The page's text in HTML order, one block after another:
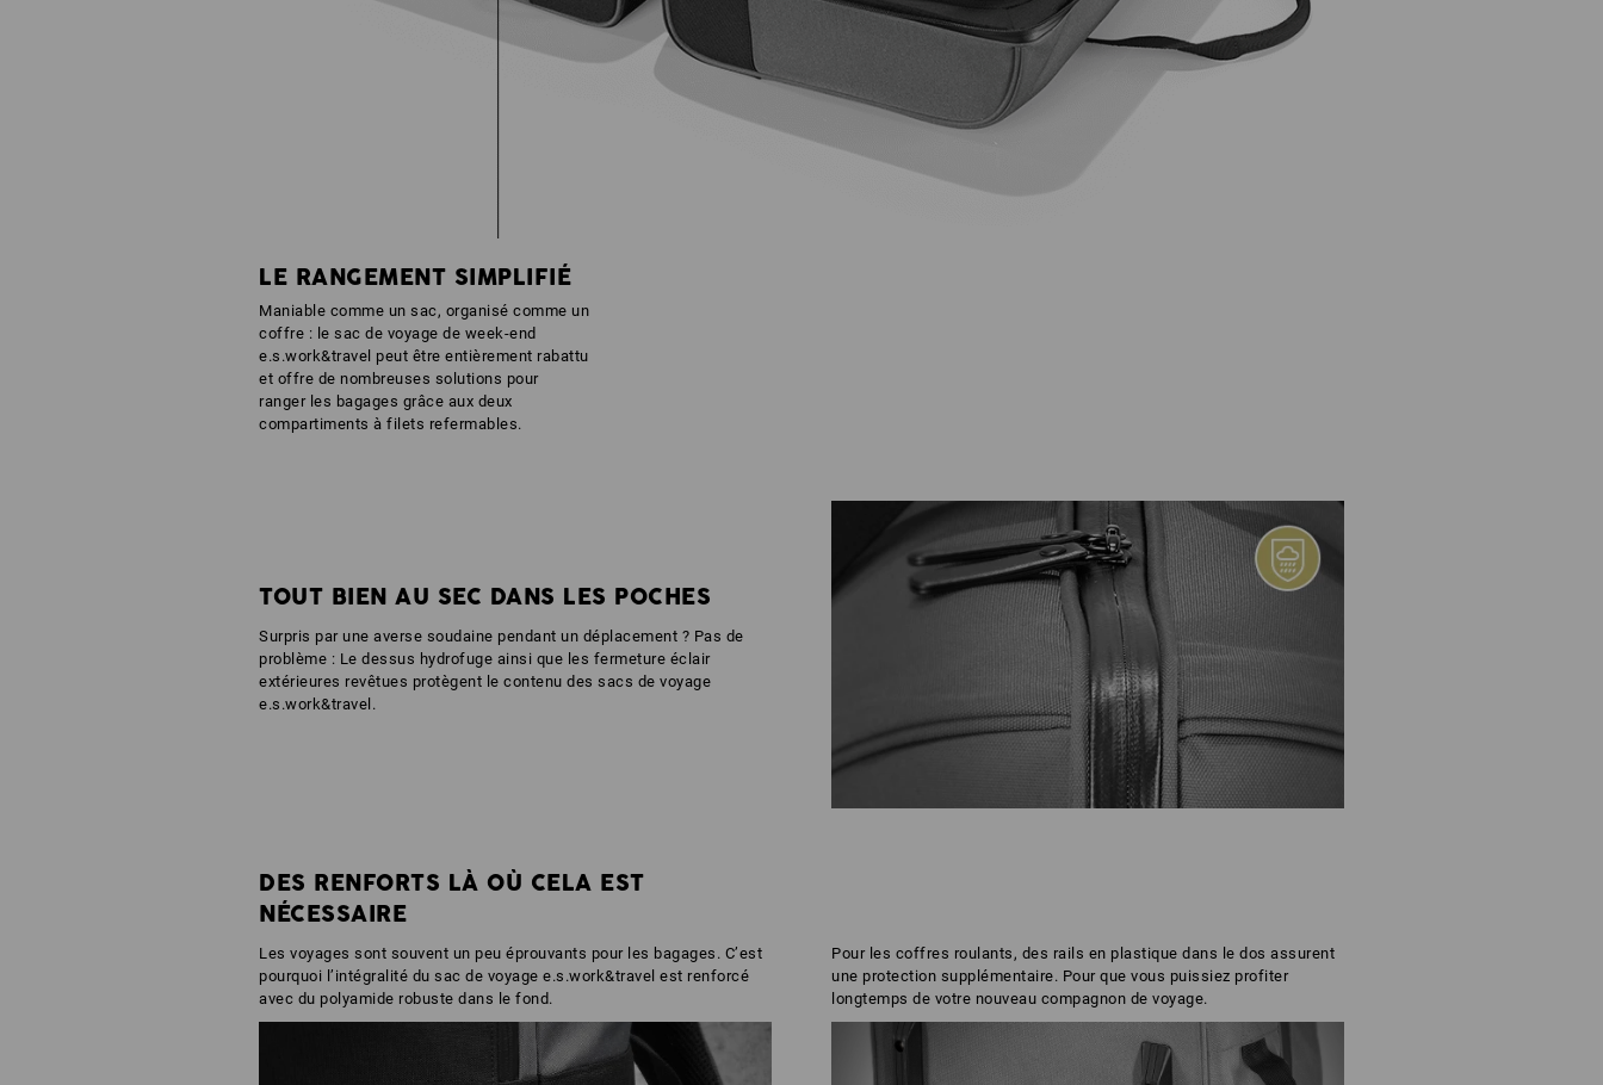
LE RANGEMENT SIMPLIFIÉ
Maniable comme un sac, organisé comme un
coffre : le sac de voyage de week-end
e.s.work&travel peut être entièrement rabattu
et offre de nombreuses solutions pour
ranger les bagages grâce aux deux
compartiments à filets refermables.
TOUT BIEN AU SEC DANS LES POCHES
Surpris par une averse soudaine pendant un déplacement ? Pas de
problème : Le dessus hydrofuge ainsi que les fermeture éclair
extérieures revêtues protègent le contenu des sacs de voyage
e.s.work&travel.
DES RENFORTS LÀ OÙ CELA EST
NÉCESSAIRE
Les voyages sont souvent un peu éprouvants pour les bagages. C’est
pourquoi l’intégralité du sac de voyage e.s.work&travel est renforcé
avec du polyamide robuste dans le fond.
Pour les coffres roulants, des rails en plastique dans le dos assurent
une protection supplémentaire. Pour que vous puissiez profiter
longtemps de votre nouveau compagnon de voyage.